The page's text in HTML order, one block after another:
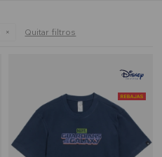
Quitar filtros